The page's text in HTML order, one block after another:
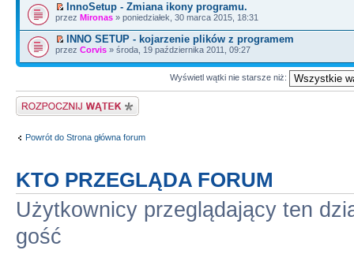
InnoSetup - Zmiana ikony programu.
przez Mironas » poniedziałek, 30 marca 2015, 18:31
INNO SETUP - kojarzenie plików z programem
przez Corvis » środa, 19 października 2011, 09:27
Wyświetl wątki nie starsze niż:
Napisz wątek
Powrót do Strona główna forum
KTO PRZEGLĄDA FORUM
Użytkownicy przeglądający ten
gość